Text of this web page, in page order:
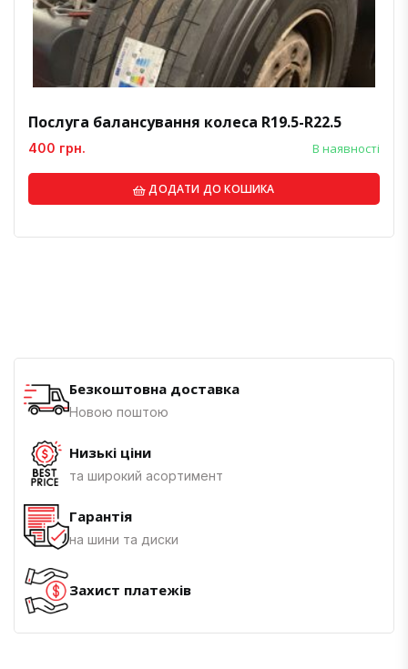
Послуга балансування колеса R19.5-R22.5
В наявності
400 грн.
ДОДАТИ ДО КОШИКА
Безкоштовна доставка
Новою поштою
Низькі ціни
та широкий асортимент
Гарантія
на шини та диски
Захист платежів